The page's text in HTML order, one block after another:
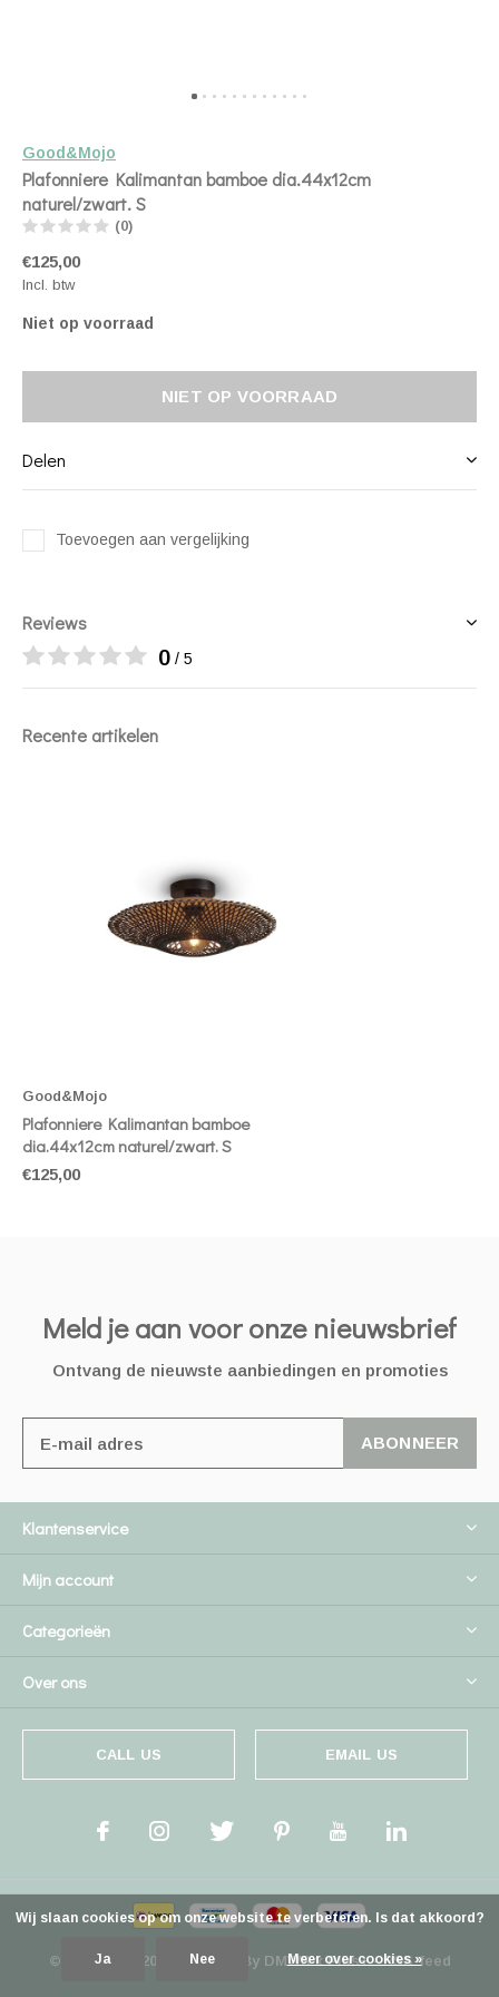
Good&Mojo
Plafonniere Kalimantan bamboe dia.44x12cm
naturel/zwart. S
(0)
€125,00
Incl. btw
Niet op voorraad
NIET OP VOORRAAD
Delen
Toevoegen aan vergelijking
Reviews
0 / 5
Recente artikelen
Good&Mojo
Plafonniere Kalimantan bamboe
dia.44x12cm naturel/zwart. S
€125,00
Meld je aan voor onze nieuwsbrief
Ontvang de nieuwste aanbiedingen en promoties
ABONNEER
Klantenservice
Mijn account
Categorieën
Over ons
CALL US EMAIL US
© Copyright 2026 - Theme By DMWSxPlus+-RSS-feed
Wij slaan cookies op om onze website te verbeteren. Is dat akkoord?
Ja Nee Meer over cookies »